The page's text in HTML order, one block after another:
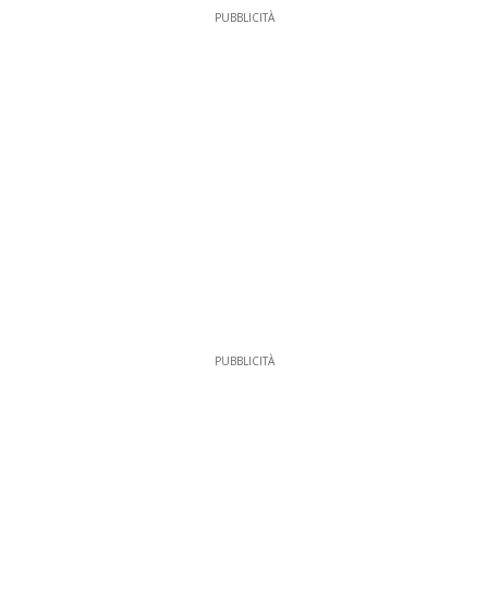
PUBBLICITÀ
PUBBLICITÀ